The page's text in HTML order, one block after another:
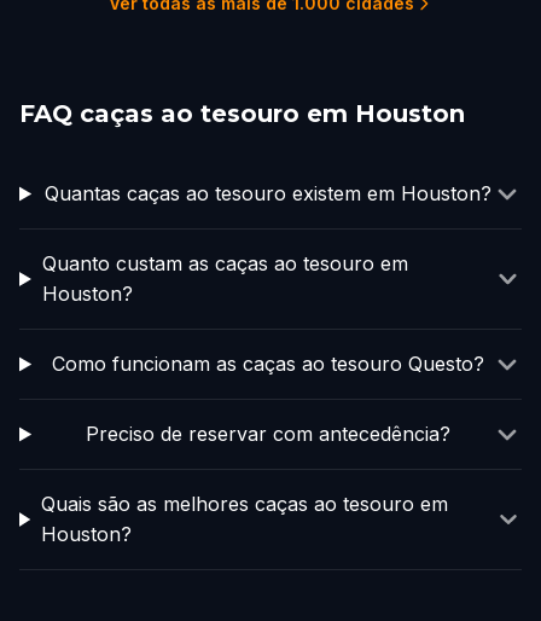
FAQ caças ao tesouro em Houston
Quantas caças ao tesouro existem em Houston?
Quanto custam as caças ao tesouro em
Houston?
Como funcionam as caças ao tesouro Questo?
Preciso de reservar com antecedência?
Quais são as melhores caças ao tesouro em
Houston?